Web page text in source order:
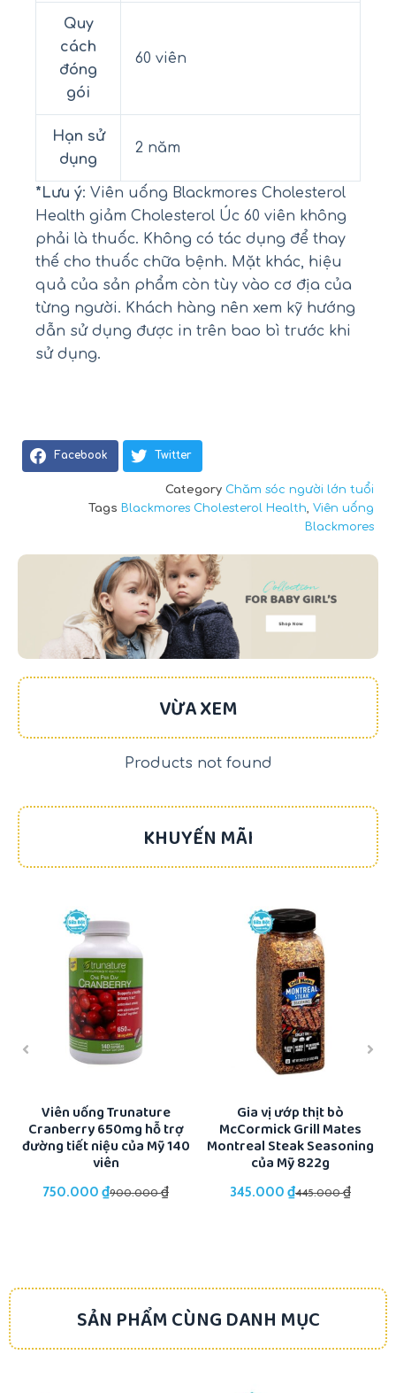
Quy
cách
đóng
gói
60 viên
Hạn sử
dụng
2 năm
*Lưu ý: Viên uống Blackmores Cholesterol
Health giảm Cholesterol Úc 60 viên không
phải là thuốc. Không có tác dụng để thay
thế cho thuốc chữa bệnh. Mặt khác, hiệu
quả của sản phẩm còn tùy vào cơ địa của
từng người. Khách hàng nên xem kỹ hướng
dẫn sử dụng được in trên bao bì trước khi
sử dụng.
Facebook Twitter
Category Chăm sóc người lớn tuổi
Tags Blackmores Cholesterol Health Viên uống
Blackmores
VỪA XEM
Products not found
KHUYẾN MÃI
Viên uống Trunature
Cranberry 650mg hỗ trợ
đường tiết niệu của Mỹ 140
viên
900.000₫
750.000 ₫
Gia vị ướp thịt bò
McCormick Grill Mates
Montreal Steak Seasoning
của Mỹ 822g
445.000₫
345.000 ₫
SẢN PHẨM CÙNG DANH MỤC